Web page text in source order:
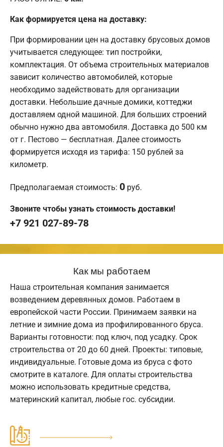
Как формируется цена на доставку:
При формировании цен на доставку брусовых домов
учитывается следующее: тип постройки,
комплектация. От объема строительных материалов
зависит количество автомобилей, которые
необходимо задействовать для организации
доставки. Небольшие дачные домики, коттеджи
доставляем одной машиной. Для больших строений
обычно нужно два автомобиля. Доставка до 500 км
от г. Пестово — бесплатная. Далее стоимость
формируется исходя из тарифа: 150 рублей за
километр.
Предполагаемая стоимость: 0 руб.
Звоните чтобы узнать стоимость доставки!
+7 921 027-89-78
Как мы работаем
Наша строительная компания занимается
возведением деревянных домов. Работаем в
европейской части России. Принимаем заявки на
летние и зимние дома из профилированного бруса.
Варианты готовности: под ключ, под усадку. Срок
строительства от 20 до 60 дней. Проекты: типовые,
индивидуальные. Готовые дома из бруса с фото
смотрите в каталоге. Для оплаты строительства
можно использовать кредитные средства,
материнский капитал, любые гос. субсидии.